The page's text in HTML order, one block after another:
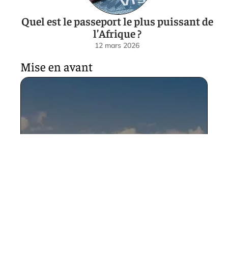
Quel est le passeport le plus puissant de
l’Afrique ?
12 mars 2026
Mise en avant
Les 5 meilleurs pays à visiter